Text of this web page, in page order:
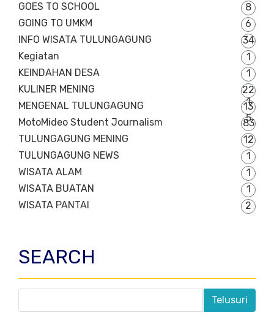
GOES TO SCHOOL
8
GOING TO UMKM
6
INFO WISATA TULUNGAGUNG
34
Kegiatan
1
KEINDAHAN DESA
1
KULINER MENING
22
1
MENGENAL TULUNGAGUNG
13
5
MotoMideo Student Journalism
83
TULUNGAGUNG MENING
12
TULUNGAGUNG NEWS
1
WISATA ALAM
1
WISATA BUATAN
1
WISATA PANTAI
2
SEARCH